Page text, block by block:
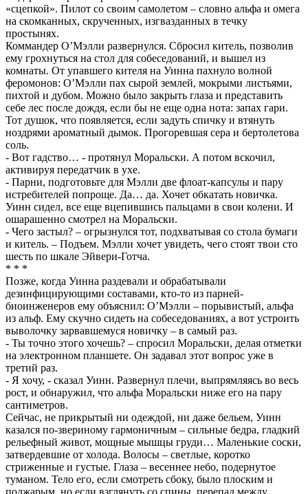
«сцепкой». Пилот со своим самолетом – словно альфа и омега
на скомканных, скрученных, изгвазданных в течку
простынях.
Коммандер О’Мэлли развернулся. Сбросил китель, позволив
ему грохнуться на стол для собеседований, и вышел из
комнаты. От упавшего кителя на Уинна пахнуло волной
феромонов: О’Мэлли пах сырой землей, мокрыми листьями,
пихтой и дубом. Можно было закрыть глаза и представить
себе лес после дождя, если бы не еще одна нота: запах гари.
Тот душок, что появляется, если задуть спичку и втянуть
ноздрями ароматный дымок. Прогоревшая сера и бертолетова
соль.
- Вот гадство… - протянул Моральски. А потом вскочил,
активируя передатчик в ухе.
- Парни, подготовьте для Мэлли две флоат-капсулы и пару
истребителей попроще. Да… да. Хочет обкатать новичка.
Уинн сидел, все еще вцепившись пальцами в свои колени. И
ошарашенно смотрел на Моральски.
- Чего застыл? – огрызнулся тот, подхватывая со стола бумаги
и китель. – Подъем. Мэлли хочет увидеть, чего стоят твои сто
шесть по шкале Эйвери-Готча.
* * *
Позже, когда Уинна раздевали и обрабатывали
дезинфицирующими составами, кто-то из парней-
биоинженеров ему объяснил: О’Мэлли – порывистый, альфа
из альф. Ему скучно сидеть на собеседованиях, а вот устроить
выволочку зарвавшемуся новичку – в самый раз.
- Ты точно этого хочешь? – спросил Моральски, делая отметки
на электронном планшете. Он задавал этот вопрос уже в
третий раз.
- Я хочу, - сказал Уинн. Развернул плечи, выпрямляясь во весь
рост, и обнаружил, что альфа Моральски ниже его на пару
сантиметров.
Сейчас, не прикрытый ни одеждой, ни даже бельем, Уинн
казался по-звериному гармоничным – сильные бедра, гладкий
рельефный живот, мощные мышцы груди… Маленькие соски,
затвердевшие от холода. Волосы – светлые, коротко
стриженные и густые. Глаза – весеннее небо, подернутое
туманом. Тело его, если смотреть сбоку, было плоским и
поджарым, но если взглянуть со спины, перепад между